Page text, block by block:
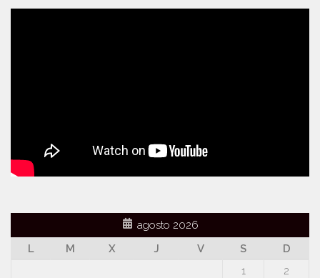
agosto 2026
L
M X J V S
D
1
2